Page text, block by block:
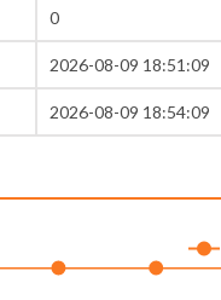
0
2026-08-09 18:51:09
2026-08-09 18:54:09